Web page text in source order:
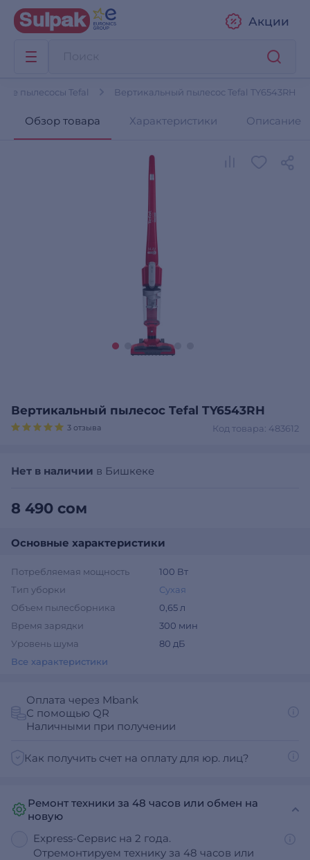
Акции
пылесосы Tefal Вертикальный пылесос Tefal TY6543RH
Обзор товара Характеристики Описание
Вертикальный пылесос Tefal TY6543RH
Код товара: 483612
3 отзыва
Нет в наличии в Бишкеке
8 490 сом
Основные характеристики
Потребляемая мощность
100 Вт
Тип уборки
Сухая
Объем пылесборника
0,65 л
Время зарядки
300 мин
Уровень шума
80 дБ
Все характеристики
Оплата через Mbank
С помощью QR
Наличными при получении
Как получить счет на оплату для юр. лиц?
Ремонт техники за 48 часов или обмен на
новую
Express-Сервис на 2 года.
Отремонтируем технику за 48 часов или